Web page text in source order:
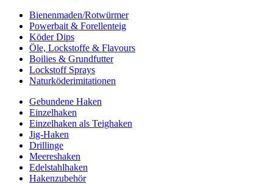
Bienenmaden/Rotwürmer
Powerbait & Forellenteig
Köder Dips
Öle, Lockstoffe & Flavours
Boilies & Grundfutter
Lockstoff Sprays
Naturköderimitationen
Gebundene Haken
Einzelhaken
Einzelhaken als Teighaken
Jig-Haken
Drillinge
Meereshaken
Edelstahlhaken
Hakenzubehör